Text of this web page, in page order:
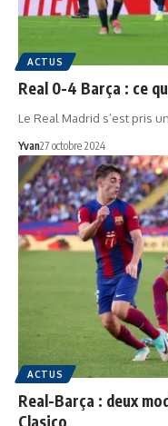
ACTUS
Real 0-4 Barça : ce
Le Real Madrid s’est pris
Yvan27 octobre 2024
ACTUS
Real-Barça : deux
Clasico